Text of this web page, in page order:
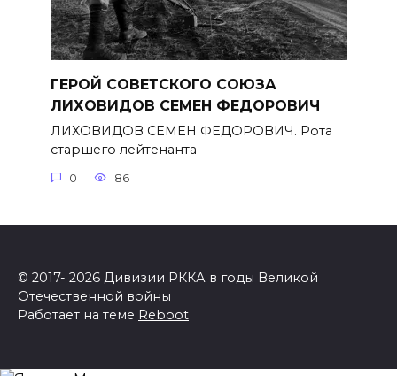
ГЕРОЙ СОВЕТСКОГО СОЮЗА
ЛИХОВИДОВ СЕМЕН ФЕДОРОВИЧ
ЛИХОВИДОВ СЕМЕН ФЕДОРОВИЧ. Рота
старшего лейтенанта
0 86
© 2017- 2026 Дивизии РККА в годы Великой
Отечественной войны
Работает на теме Reboot